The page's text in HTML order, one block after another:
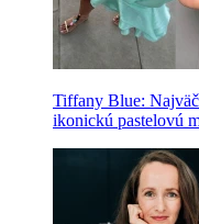
Tiffany Blue:
ikonickú pastelovú